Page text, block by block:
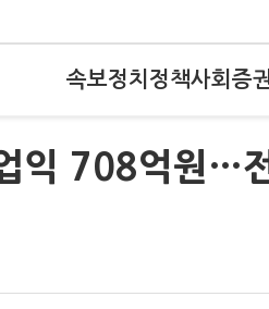
속보정치 정책사회 증
익 708억원…